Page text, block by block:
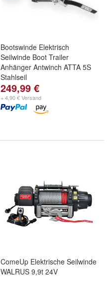
Bootswinde Elektrisch
Seilwinde Boot Trailer
Anhänger Antwinch ATTA 5S
Stahlseil
249,99 €
+ 4,90 € Versand
ComeUp Elektrische Seilwinde
WALRUS 9,9t 24V